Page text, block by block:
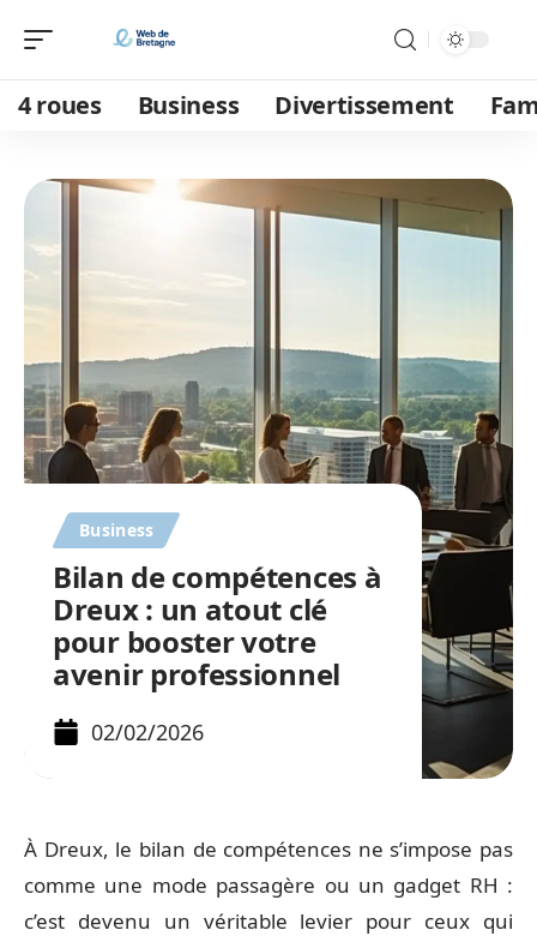
4 roues Business Divertissement
Business
Bilan de compétences à
Dreux : un atout clé
pour booster votre
avenir professionnel
02/02/2026
À Dreux, le bilan de compétences ne s’impose pas
comme une mode passagère ou un gadget RH :
c’est devenu un véritable levier pour ceux qui